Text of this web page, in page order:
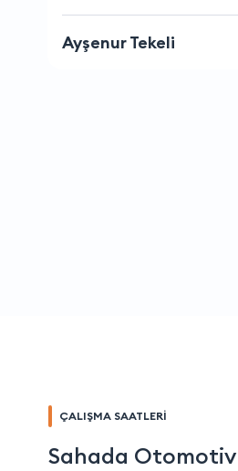
Nil Su
ÇALIŞMA SAATLERİ
Sahada Otomotiv